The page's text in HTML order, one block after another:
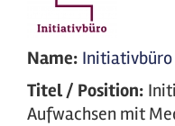
Name: Initiativbüro
Titel / Position:
Aufwachsen mit